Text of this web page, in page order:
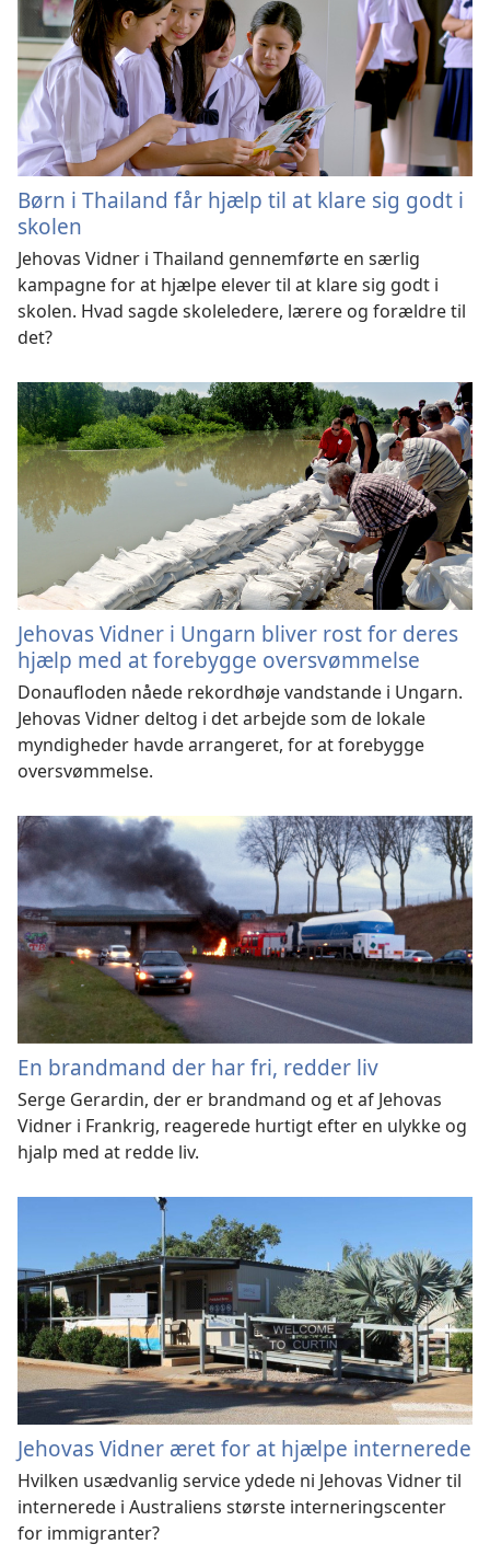
Børn i Thailand får hjælp til at klare sig godt i
skolen
Jehovas Vidner i Thailand gennemførte en særlig
kampagne for at hjælpe elever til at klare sig godt i
skolen. Hvad sagde skoleledere, lærere og forældre til
det?
Jehovas Vidner i Ungarn bliver rost for deres
hjælp med at forebygge oversvømmelse
Donaufloden nåede rekordhøje vandstande i Ungarn.
Jehovas Vidner deltog i det arbejde som de lokale
myndigheder havde arrangeret, for at forebygge
oversvømmelse.
En brandmand der har fri, redder liv
Serge Gerardin, der er brandmand og et af Jehovas
Vidner i Frankrig, reagerede hurtigt efter en ulykke og
hjalp med at redde liv.
Jehovas Vidner æret for at hjælpe internerede
Hvilken usædvanlig service ydede ni Jehovas Vidner til
internerede i Australiens største interneringscenter
for immigranter?